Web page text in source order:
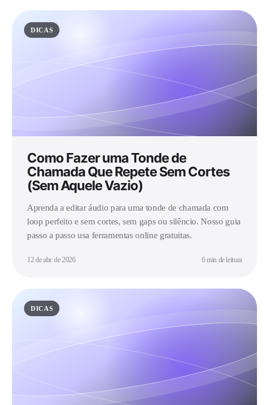
DICAS
Como Fazer uma Tonde de
Chamada Que Repete Sem Cortes
(Sem Aquele Vazio)
Aprenda a editar áudio para uma tonde de chamada com
loop perfeito e sem cortes, sem gaps ou silêncio. Nosso guia
passo a passo usa ferramentas online gratuitas.
12 de abr. de 2026 6 min de leitura
DICAS